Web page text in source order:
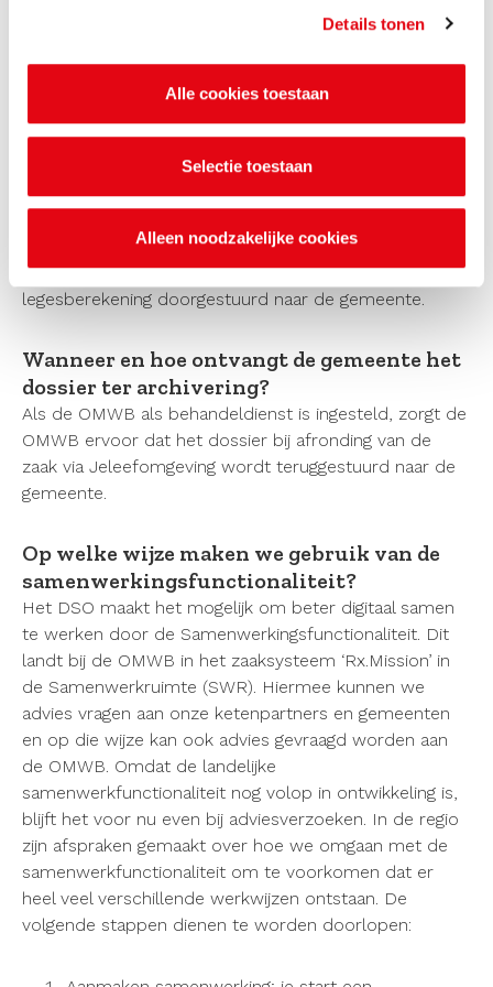
Details tonen
Alle cookies toestaan
Selectie toestaan
Alleen noodzakelijke cookies
Het opstellen van het legesbesluit en de inning van de
milieuleges gebeurt door de gemeente. De milieuleges
kunnen alleen maar geheven worden over
gemeente via Jeleefomgeving een overzicht van de
activiteiten waarover leges geheven kunnen worden.
De initiatiefnemer wordt in het begin van het proces
aan de ingediende aanvraag. Wanneer de OMWB niet
de behandeldienst is, wordt het advies incl. de
legesberekening doorgestuurd naar de gemeente.
Wanneer en hoe ontvangt de gemeente het
dossier ter archivering?
Als de OMWB als behandeldienst is ingesteld, zorgt de
OMWB ervoor dat het dossier bij afronding van de
zaak via Jeleefomgeving wordt teruggestuurd naar de
gemeente.
Op welke wijze maken we gebruik van de
samenwerkingsfunctionaliteit?
Het DSO maakt het mogelijk om beter digitaal samen
te werken door de Samenwerkingsfunctionaliteit. Dit
landt bij de OMWB in het zaaksysteem ‘Rx.Mission’ in
de Samenwerkruimte (SWR). Hiermee kunnen we
advies vragen aan onze ketenpartners en gemeenten
en op die wijze kan ook advies gevraagd worden aan
de OMWB. Omdat de landelijke
samenwerkfunctionaliteit nog volop in ontwikkeling is,
blijft het voor nu even bij adviesverzoeken. In de regio
zijn afspraken gemaakt over hoe we omgaan met de
samenwerkfunctionaliteit om te voorkomen dat er
heel veel verschillende werkwijzen ontstaan. De
volgende stappen dienen te worden doorlopen: